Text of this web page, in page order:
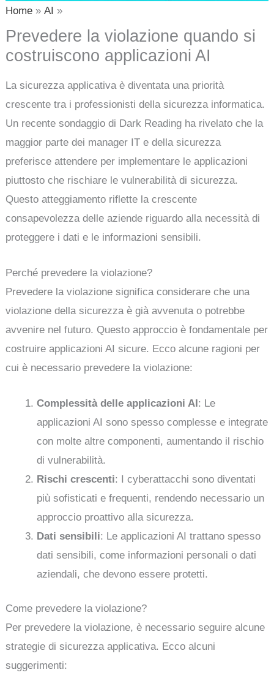
Home AI
Prevedere la violazione quando si
costruiscono applicazioni AI
La sicurezza applicativa è diventata una priorità
crescente tra i professionisti della sicurezza informatica.
Un recente sondaggio di Dark Reading ha rivelato che la
maggior parte dei manager IT e della sicurezza
preferisce attendere per implementare le applicazioni
piuttosto che rischiare le vulnerabilità di sicurezza.
Questo atteggiamento riflette la crescente
consapevolezza delle aziende riguardo alla necessità di
proteggere i dati e le informazioni sensibili.
Perché prevedere la violazione?
Prevedere la violazione significa considerare che una
violazione della sicurezza è già avvenuta o potrebbe
avvenire nel futuro. Questo approccio è fondamentale per
costruire applicazioni AI sicure. Ecco alcune ragioni per
cui è necessario prevedere la violazione:
Complessità delle applicazioni AI: Le
applicazioni AI sono spesso complesse e integrate
con molte altre componenti, aumentando il rischio
di vulnerabilità.
Rischi crescenti: I cyberattacchi sono diventati
più sofisticati e frequenti, rendendo necessario un
approccio proattivo alla sicurezza.
Dati sensibili: Le applicazioni AI trattano spesso
dati sensibili, come informazioni personali o dati
aziendali, che devono essere protetti.
Come prevedere la violazione?
Per prevedere la violazione, è necessario seguire alcune
strategie di sicurezza applicativa. Ecco alcuni
suggerimenti: